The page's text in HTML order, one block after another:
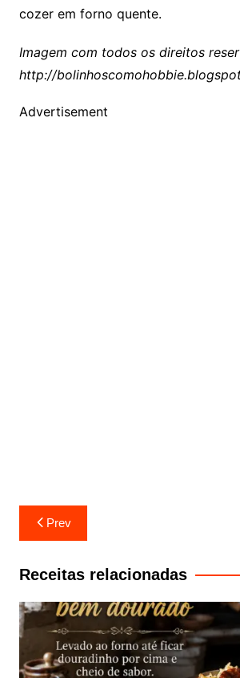
cozer em forno quente.
Imagem com todos os direitos
http://
Advertisement
Navegação
de
artigos
Prev
Receitas relacionadas